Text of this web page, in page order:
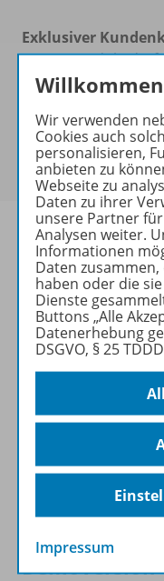
Exklusiver
Dieses Produkt darf
Ausbildern/
Referendaren/
Studenten/
erworben werden.
Beschreibung
Zugehörige
Demoversion
Wir verwenden
Cookies auch
personalisieren,
anbieten zu
Webseite zu
Daten zu ihrer
unsere Partner
Analysen weiter.
Informationen
Daten
haben oder die
Dienste
Buttons „Alle
Datenerhebung
DSGVO, § 25
Impressum